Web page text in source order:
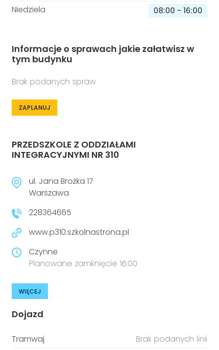
Niedziela
08:00 - 16:00
Informacje o sprawach jakie załatwisz w
tym budynku
Brak podanych spraw
ZAPLANUJ
PRZEDSZKOLE Z ODDZIAŁAMI
INTEGRACYJNYMI NR 310
ul. Jana Brożka 17
Warszawa
228364665
www.p310.szkolnastrona.pl
Czynne
Planowane zamknięcie 16:00
WIĘCEJ
Dojazd
Tramwaj
Brak podanych linii